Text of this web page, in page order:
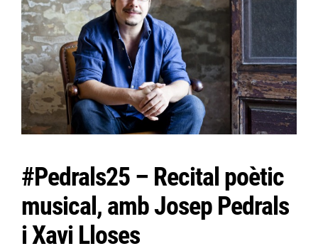
#Pedrals25 – Recital poètic
musical, amb Josep Pedrals
i Xavi Lloses